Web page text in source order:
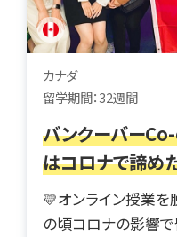
カナダ
留学期間：32週間
バンクーバー
はコロナで諦め
💛オンライン授業
の頃コロナの影響で